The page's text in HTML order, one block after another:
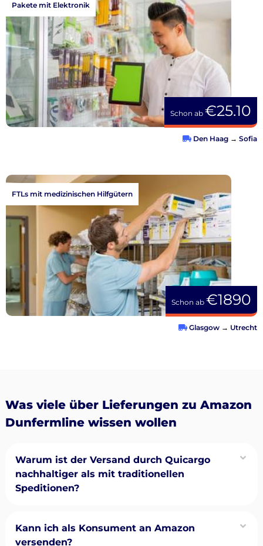
Schon ab €25.10
Pakete mit Elektronik
Den Haag → Sofia
Schon ab €1890
FTLs mit medizinischen Hilfgütern
Glasgow → Utrecht
Was viele über Lieferungen zu Amazon
Dunfermline wissen wollen
Warum ist der Versand durch Quicargo
nachhaltiger als mit traditionellen
Speditionen?
Kann ich als Konsument an Amazon
versenden?